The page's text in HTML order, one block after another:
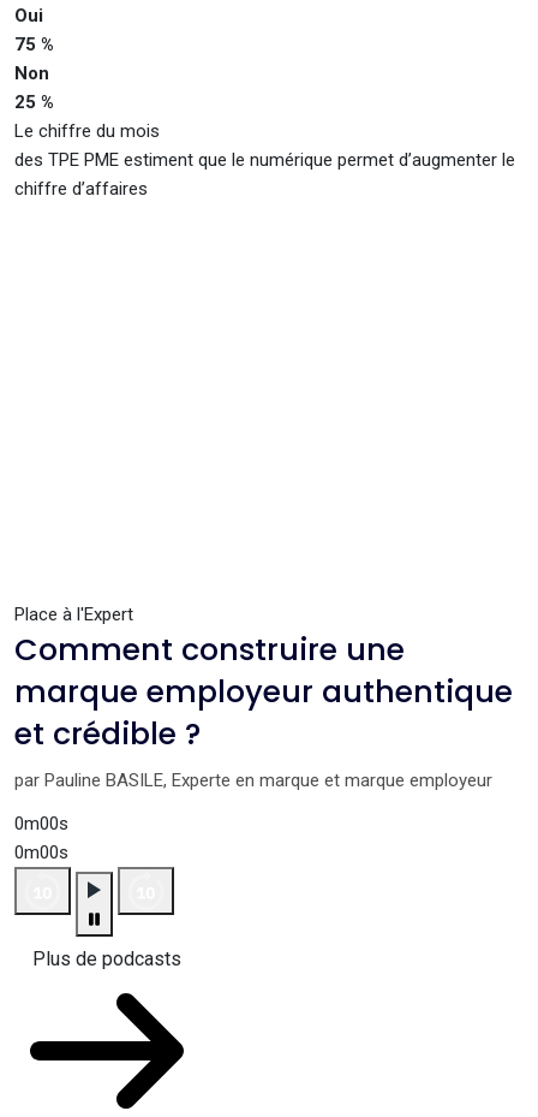
Oui
75 %
Non
25 %
Le chiffre du mois
des TPE PME estiment que le numérique permet d’augmenter le
chiffre d’affaires
Place à l'Expert
Comment construire une
marque employeur authentique
et crédible ?
par Pauline BASILE, Experte en marque et marque employeur
0m00s
0m00s
Plus de podcasts